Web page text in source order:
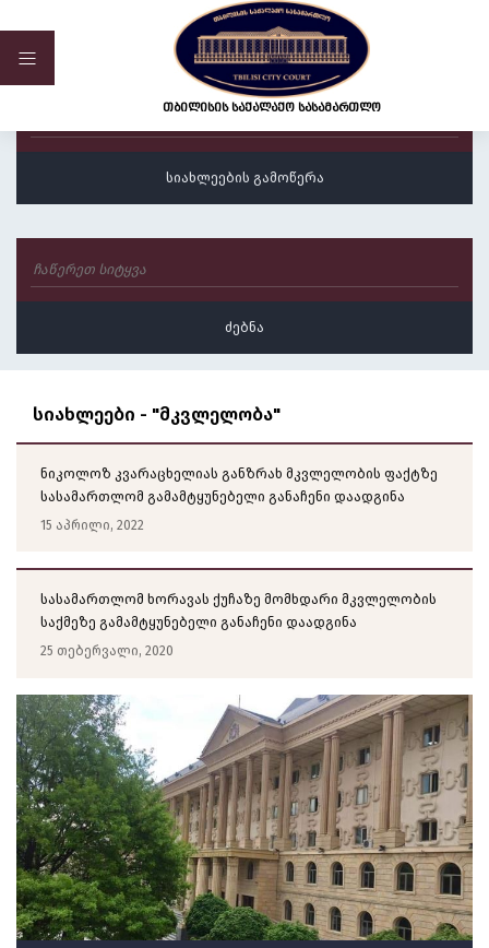
ვებ-გვერდი მუშაობს სატესტო რეჟიმში
თბილისის საქალაქო სასამართლო
სიახლეები - "მკვლელობა"
ნიკოლოზ კვარაცხელიას განზრახ მკვლელობის ფაქტზე
სასამართლომ გამამტყუნებელი განაჩენი დაადგინა
15 აპრილი, 2022
სასამართლომ ხორავას ქუჩაზე მომხდარი მკვლელობის
საქმეზე გამამტყუნებელი განაჩენი დაადგინა
25 თებერვალი, 2020